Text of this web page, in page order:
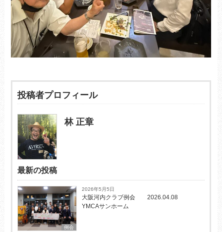
投稿者プロフィール
林 正章
最新の投稿
例会
2026年5月5日
大阪河内クラブ例会 2026.04.08
YMCAサンホーム